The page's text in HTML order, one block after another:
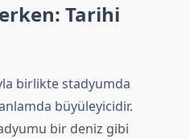
Tarihi
birlikte stadyumda
büyüleyicidir.
bir deniz gibi